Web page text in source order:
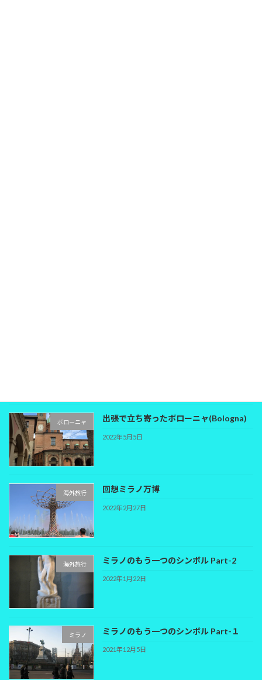
ボローニャ 出張で立ち寄ったボローニャ(Bologna)
2022年5月5日
海外旅行 回想ミラノ万博
2022年2月27日
海外旅行 ミラノのもう一つのシンボル Part-2
2022年1月22日
ミラノ ミラノのもう一つのシンボル Part-１
2021年12月5日